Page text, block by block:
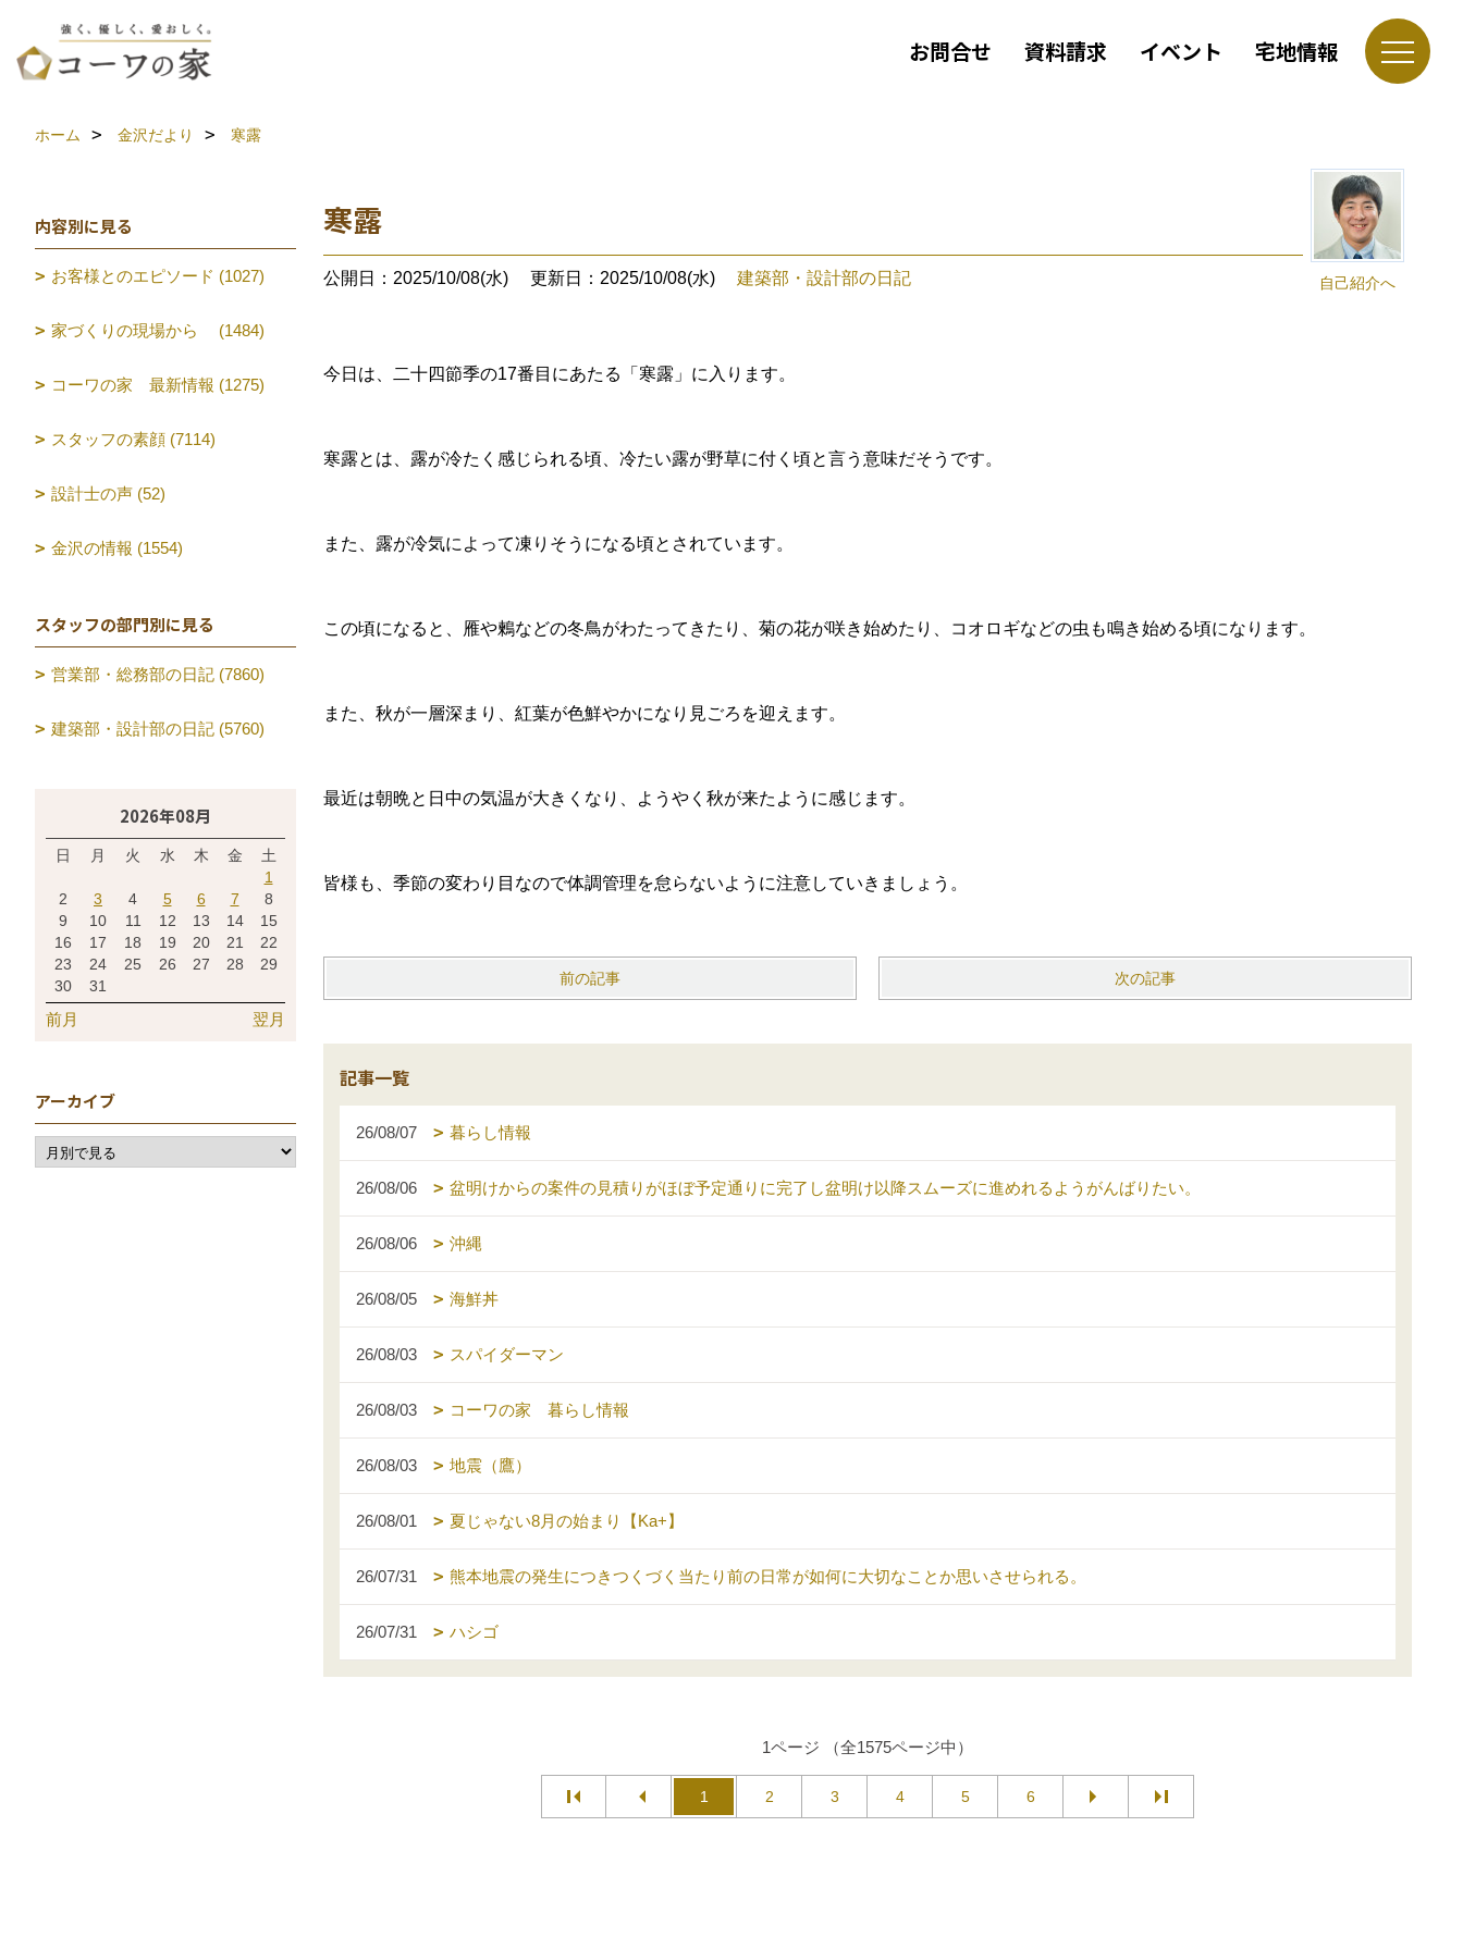
お問合せ 資料請求 イベント 宅地情報
ホーム 金沢だより 寒露
自己紹介へ
寒露
公開日：2025/10/08(水) 更新日：2025/10/08(水) 建築部・設計部の日記
今日は、二十四節季の17番目にあたる「寒露」に入ります。
寒露とは、露が冷たく感じられる頃、冷たい露が野草に付く頃と言う意味だそうです。
また、露が冷気によって凍りそうになる頃とされています。
この頃になると、雁や鶫などの冬鳥がわたってきたり、菊の花が咲き始めたり、コオロギなどの虫も鳴き始める頃になります。
また、秋が一層深まり、紅葉が色鮮やかになり見ごろを迎えます。
最近は朝晩と日中の気温が大きくなり、ようやく秋が来たように感じます。
皆様も、季節の変わり目なので体調管理を怠らないように注意していきましょう。
前の記事 次の記事
記事一覧
26/08/07 暮らし情報
26/08/06 盆明けからの案件の見積りがほぼ予定通りに完了し盆明け以降スムーズに進めれるようがんばりたい。
26/08/06 沖縄
26/08/05 海鮮丼
26/08/03 スパイダーマン
26/08/03 コーワの家 暮らし情報
26/08/03 地震（鷹）
26/08/01 夏じゃない8月の始まり【Ka+】
26/07/31 熊本地震の発生につきつくづく当たり前の日常が如何に大切なことか思いさせられる。
26/07/31 ハシゴ
1ページ （全1575ページ中）
1 2 3 4 5 6
内容別に見る
お客様とのエピソード (1027)
家づくりの現場から (1484)
コーワの家 最新情報 (1275)
スタッフの素顔 (7114)
設計士の声 (52)
金沢の情報 (1554)
スタッフの部門別に見る
営業部・総務部の日記 (7860)
建築部・設計部の日記 (5760)
2026年08月
日 月 火 水 木 金
土
1
2
3 4 5 6 7
8
9
10 11 12 13 14
15
16
17 18 19 20 21
22
23
24 25 26 27 28
29
30
31
前月 翌月
アーカイブ